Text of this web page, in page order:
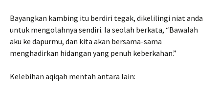
Bayangkan kambing itu berdiri tegak, dikelilingi niat anda
untuk mengolahnya sendiri. Ia seolah berkata, “Bawalah
aku ke dapurmu, dan kita akan bersama-sama
menghadirkan hidangan yang penuh keberkahan.”
Kelebihan aqiqah mentah antara lain: